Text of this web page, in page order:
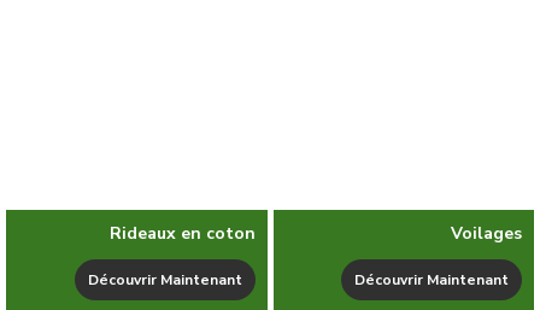
Rideaux en coton
Découvrir Maintenant
Voilages
Découvrir Maintenant